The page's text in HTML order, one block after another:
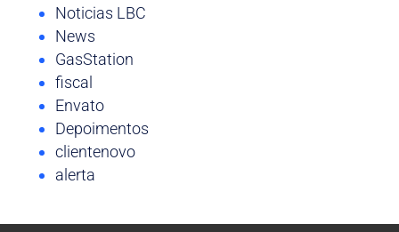
Noticias LBC
News
GasStation
fiscal
Envato
Depoimentos
clientenovo
alerta